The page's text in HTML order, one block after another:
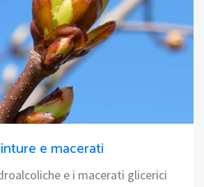
e macerati
e i macerati glicerici